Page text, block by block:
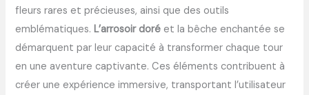
fleurs rares et précieuses, ainsi que des outils
emblématiques.L’arrosoir doré et la bêche enchantée se
démarquent par leur capacité à transformer chaque tour
en une aventure captivante. Ces éléments contribuent à
créer une expérience immersive, transportant l’utilisateur